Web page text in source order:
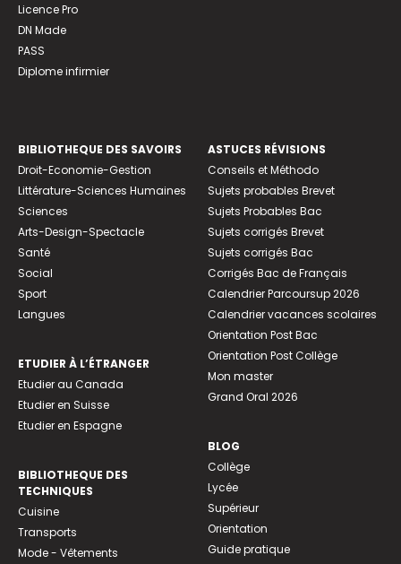
Licence Pro
DN Made
PASS
Diplome infirmier
BIBLIOTHEQUE DES SAVOIRS
Droit-Economie-Gestion
Littérature-Sciences Humaines
Sciences
Arts-Design-Spectacle
Santé
Social
Sport
Langues
ETUDIER À L’ÉTRANGER
Etudier au Canada
Etudier en Suisse
Etudier en Espagne
BIBLIOTHEQUE DES
TECHNIQUES
Cuisine
Transports
Mode - Vêtements
ASTUCES RÉVISIONS
Conseils et Méthodo
Sujets probables Brevet
Sujets Probables Bac
Sujets corrigés Brevet
Sujets corrigés Bac
Corrigés Bac de Français
Calendrier Parcoursup 2026
Calendrier vacances scolaires
Orientation Post Bac
Orientation Post Collège
Mon master
Grand Oral 2026
BLOG
Collège
Lycée
Supérieur
Orientation
Guide pratique